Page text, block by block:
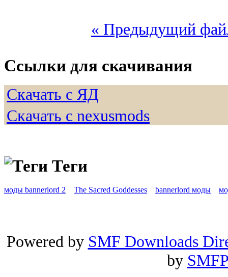
« Предыдущий
Ссылки для скачивания
Скачать с ЯД
Скачать с nexusmods
Теги
моды bannerlord 2 The Sacred Goddesses bannerlord моды
Powered by SMF Downloads
by